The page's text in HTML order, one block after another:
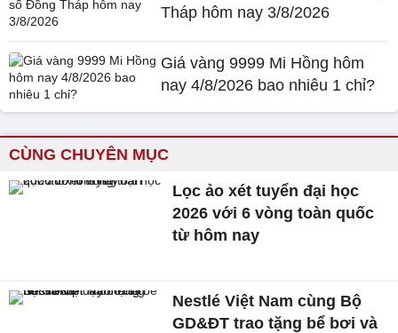
Tháp hôm nay 3/8/2026
Giá vàng 9999 Mi Hồng hôm
nay 4/8/2026 bao nhiêu 1 chỉ?
CÙNG CHUYÊN MỤC
Lọc ảo xét tuyển đại học
2026 với 6 vòng toàn quốc
từ hôm nay
Nestlé Việt Nam cùng Bộ
GD&ĐT trao tặng bể bơi và